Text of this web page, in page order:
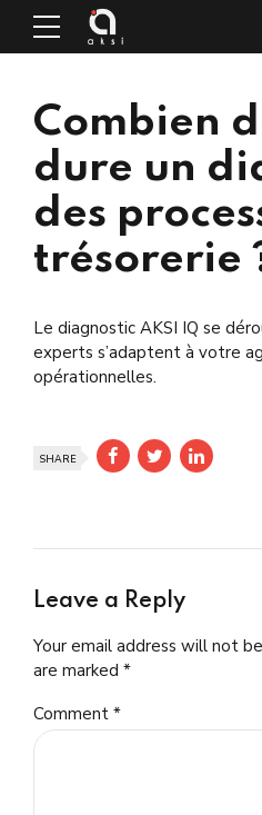
Combien
dure un
des
trésorerie
Le diagnostic AKSI IQ se
experts s’adaptent à votre
opérationnelles.
SHARE
Leave a Reply
Your email address will not
are marked *
Comment *